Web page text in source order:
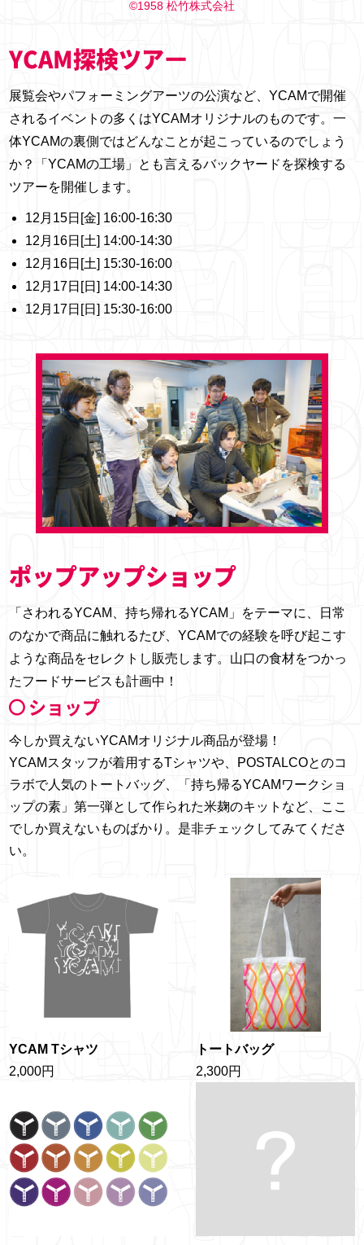
©1958 松竹株式会社
YCAM探検ツアー
展覧会やパフォーミングアーツの公演など、YCAMで開催
されるイベントの多くはYCAMオリジナルのものです。一
体YCAMの裏側ではどんなことが起こっているのでしょう
か？「YCAMの工場」とも言えるバックヤードを探検する
ツアーを開催します。
12月15日[金] 16:00-16:30
12月16日[土] 14:00-14:30
12月16日[土] 15:30-16:00
12月17日[日] 14:00-14:30
12月17日[日] 15:30-16:00
ポップアップショップ
「さわれるYCAM、持ち帰れるYCAM」をテーマに、日常
のなかで商品に触れるたび、YCAMでの経験を呼び起こす
ような商品をセレクトし販売します。山口の食材をつかっ
たフードサービスも計画中！
ショップ
今しか買えないYCAMオリジナル商品が登場！
YCAMスタッフが着用するTシャツや、POSTALCOとのコ
ラボで人気のトートバッグ、「持ち帰るYCAMワークショ
ップの素」第一弾として作られた米麹のキットなど、ここ
でしか買えないものばかり。是非チェックしてみてくださ
い。
YCAM Tシャツ
2,000円
トートバッグ
2,300円